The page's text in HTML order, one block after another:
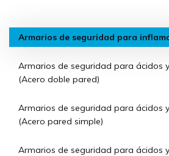
Armarios de seguridad para
Armarios de seguridad para ácidos
(Acero doble pared)
Armarios de seguridad para ácidos
(Acero pared simple)
Armarios de seguridad para ácidos